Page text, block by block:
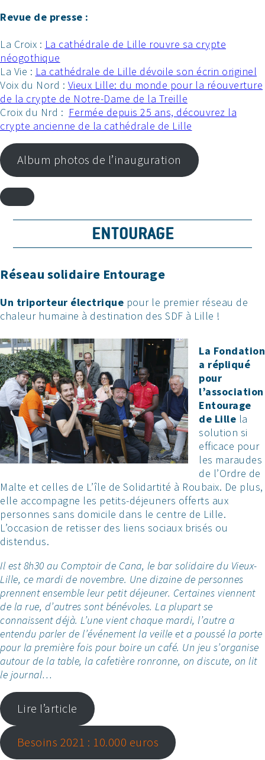
Revue de presse :
La Croix : La cathédrale de Lille rouvre sa crypte
néogothique
La Vie : La cathédrale de Lille dévoile son écrin originel
Voix du Nord : Vieux Lille: du monde pour la réouverture
de la crypte de Notre-Dame de la Treille
Croix du Nrd : Fermée depuis 25 ans, découvrez la
crypte ancienne de la cathédrale de Lille
Album photos de l’inauguration
ENTOURAGE
Réseau solidaire Entourage
Un triporteur électrique pour le premier réseau de
chaleur humaine à destination des SDF à Lille !
La Fondation
a répliqué
pour
l’association
Entourage
de Lille la
solution si
efficace pour
les maraudes
de l’Ordre de
Malte et celles de L’île de Solidartité à Roubaix. De plus,
elle accompagne les petits-déjeuners offerts aux
personnes sans domicile dans le centre de Lille.
L’occasion de retisser des liens sociaux brisés ou
distendus.
Il est 8h30 au Comptoir de Cana, le bar solidaire du Vieux-
Lille, ce mardi de novembre. Une dizaine de personnes
prennent ensemble leur petit déjeuner. Certaines viennent
de la rue, d’autres sont bénévoles. La plupart se
connaissent déjà. L’une vient chaque mardi, l’autre a
entendu parler de l’événement la veille et a poussé la porte
pour la première fois pour boire un café. Un jeu s’organise
autour de la table, la cafetière ronronne, on discute, on lit
le journal…
Lire l’article
Besoins 2021 : 10.000 euros